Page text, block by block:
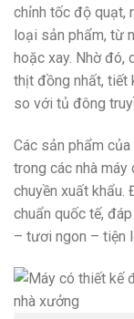
chỉnh tốc độ quạt,
loại sản phẩm, từ
hoặc xay. Nhờ đó,
thịt đồng nhất, tiết
so với tủ đông
Các sản phẩm
trong các nhà máy
chuyền xuất
chuẩn quốc tế,
– tươi ngon – tiện